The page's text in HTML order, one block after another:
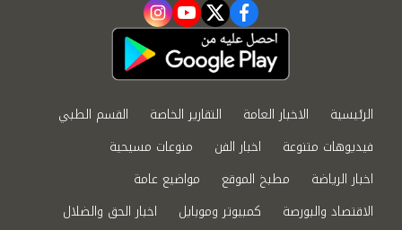
facebook
twitter
youtube
instagram
الرئيسية الاخبار العامة التقارير الخاصة
القسم الطبي
فيديوهات متنوعة
اخبار الفن
منوعات مسيحية
اخبار الرياضة
مطبخ الموقع
مواضيع عامة
الاقتصاد والبورصة
كمبيوتر وموبايل
اخبار الحق والضلال